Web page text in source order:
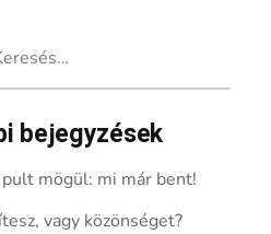
bejegyzések
mögül: mi már bent!
vagy közönséget?